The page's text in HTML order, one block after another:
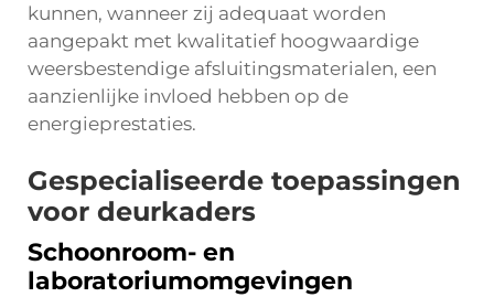
kunnen, wanneer zij adequaat worden
aangepakt met kwalitatief hoogwaardige
weersbestendige afsluitingsmaterialen, een
aanzienlijke invloed hebben op de
energieprestaties.
Gespecialiseerde toepassingen
voor deurkaders
Schoonroom- en
laboratoriumomgevingen